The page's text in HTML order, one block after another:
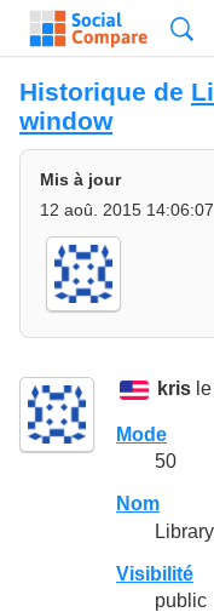
Historique de
window
Mis à jour
12 aoû. 2015 14:06:07
kris
Mode
50
Nom
Visibilité
public